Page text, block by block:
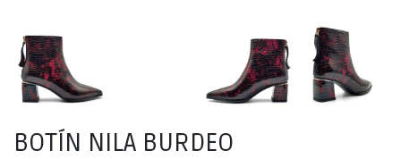
BOTÍN NILA BURDEO